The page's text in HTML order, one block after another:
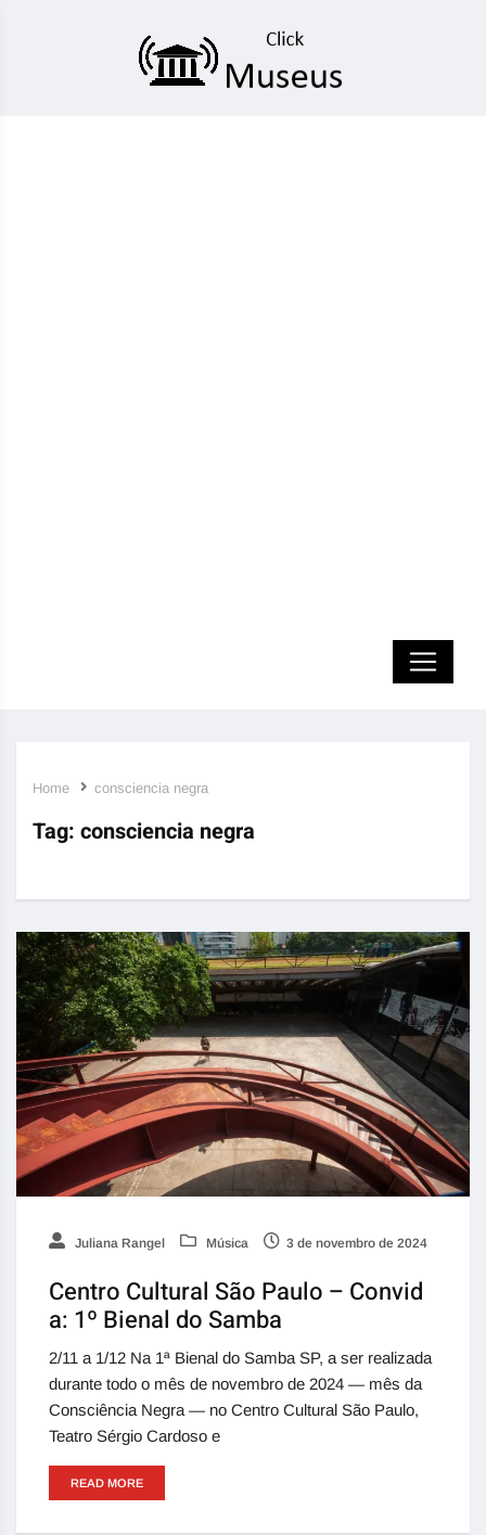
Home consciencia negra
Tag: consciencia negra
Juliana Rangel Música 3 de novembro de 2024
Centro Cultural São Paulo – Convid
a: 1º Bienal do Samba
2/11 a 1/12 Na 1ª Bienal do Samba SP, a ser realizada
durante todo o mês de novembro de 2024 — mês da
Consciência Negra — no Centro Cultural São Paulo,
Teatro Sérgio Cardoso e
READ MORE